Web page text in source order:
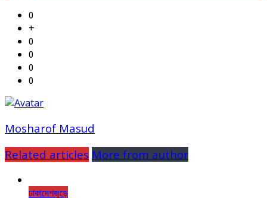
0
+
0
0
0
0
Mosharof Masud
Related articles More from author
ঢাকাদেশজুড়ে